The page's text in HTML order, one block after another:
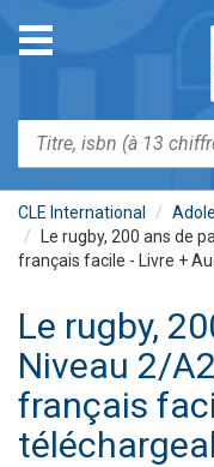
contenu
Toggle
navigation
Rechercher
CLE International
Le rugby, 200 ans de
français facile - Livre +
Le rugby,
Niveau 2/
français